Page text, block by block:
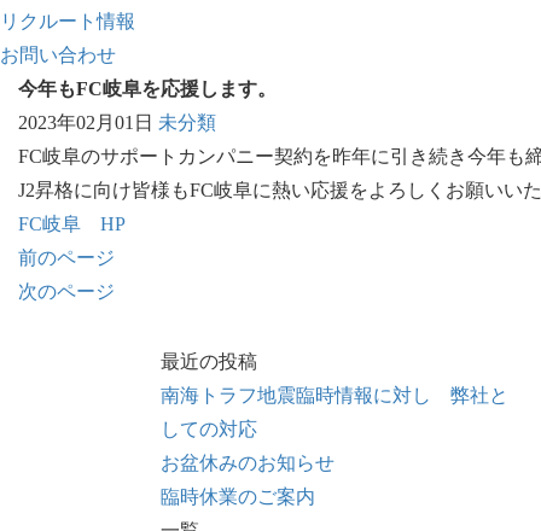
リクルート情報
お問い合わせ
今年もFC岐阜を応援します。
2023年02月01日 未分類
FC岐阜のサポートカンパニー契約を昨年に引き続き今年も
J2昇格に向け皆様もFC岐阜に熱い応援をよろしくお願い
FC岐阜 HP
前のページ
次のページ
最近の投稿
南海トラフ地震臨時情報に対し 弊社と
しての対応
お盆休みのお知らせ
臨時休業のご案内